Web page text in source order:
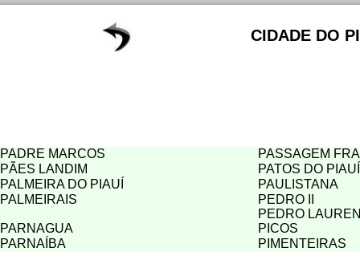
CIDADE DO
PADRE MARCOS
PASSAGEM
PÃES LANDIM
PATOS DO PIAUÍ
PALMEIRA DO PIAUÍ
PAULISTANA
PALMEIRAIS
PEDRO II
PEDRO
PARNAGUA
PICOS
PARNAÍBA
PIMENTEIRAS